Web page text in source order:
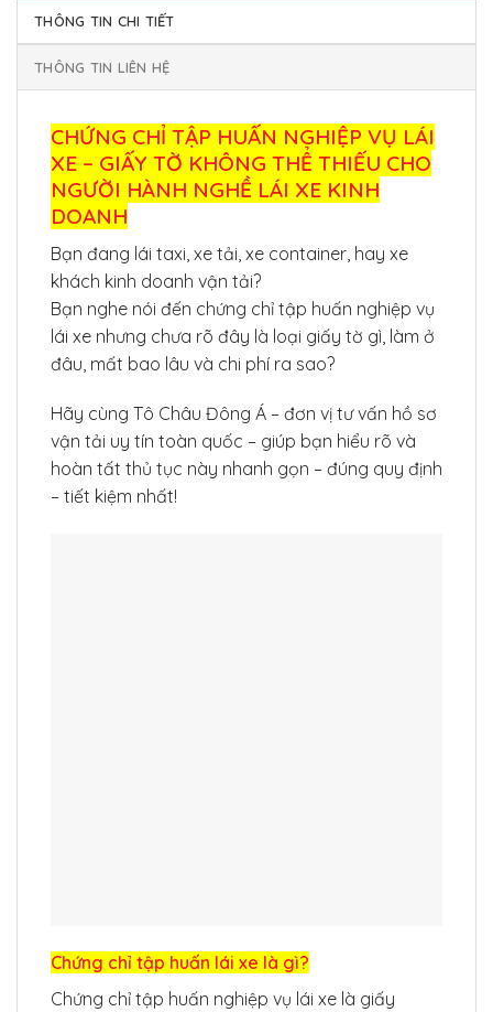
THÔNG TIN CHI TIẾT
THÔNG TIN LIÊN HỆ
CHỨNG CHỈ TẬP HUẤN NGHIỆP VỤ LÁI
XE – GIẤY TỜ KHÔNG THỂ THIẾU CHO
NGƯỜI HÀNH NGHỀ LÁI XE KINH
DOANH
Bạn đang lái taxi, xe tải, xe container, hay xe
khách kinh doanh vận tải?
Bạn nghe nói đến chứng chỉ tập huấn nghiệp vụ
lái xe nhưng chưa rõ đây là loại giấy tờ gì, làm ở
đâu, mất bao lâu và chi phí ra sao?
Hãy cùng Tô Châu Đông Á – đơn vị tư vấn hồ sơ
vận tải uy tín toàn quốc – giúp bạn hiểu rõ và
hoàn tất thủ tục này nhanh gọn – đúng quy định
– tiết kiệm nhất!
Chứng chỉ tập huấn lái xe là gì?
Chứng chỉ tập huấn nghiệp vụ lái xe là giấy